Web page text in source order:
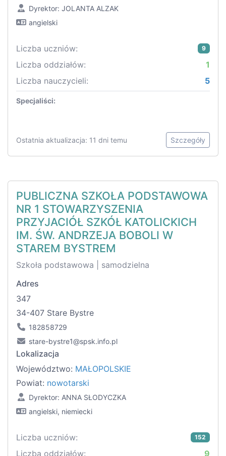
Dyrektor: JOLANTA ALZAK
angielski
Liczba uczniów: 9
Liczba oddziałów:
1
Liczba nauczycieli:
5
Specjaliści:
Ostatnia aktualizacja: 11 dni temu Szczegóły
PUBLICZNA SZKOŁA PODSTAWOWA
NR 1 STOWARZYSZENIA
PRZYJACIÓŁ SZKÓŁ KATOLICKICH
IM. ŚW. ANDRZEJA BOBOLI W
STAREM BYSTREM
Szkoła podstawowa | samodzielna
Adres
347
34-407 Stare Bystre
182858729
stare-bystre1@spsk.info.pl
Lokalizacja
Województwo: MAŁOPOLSKIE
Powiat: nowotarski
Dyrektor: ANNA SŁODYCZKA
angielski, niemiecki
Liczba uczniów: 152
Liczba oddziałów:
9